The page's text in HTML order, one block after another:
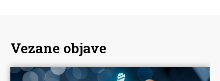
Vezane objave